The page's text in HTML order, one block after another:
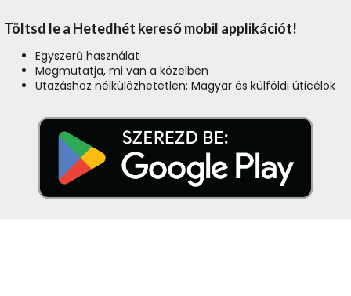
Töltsd le a Hetedhét kereső mobil applikációt!
Egyszerű használat
Megmutatja, mi van a közelben
Utazáshoz nélkülözhetetlen: Magyar és külföldi úticélok